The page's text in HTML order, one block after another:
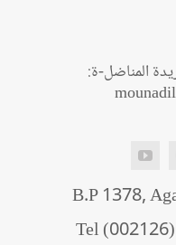
المناضل-ة: